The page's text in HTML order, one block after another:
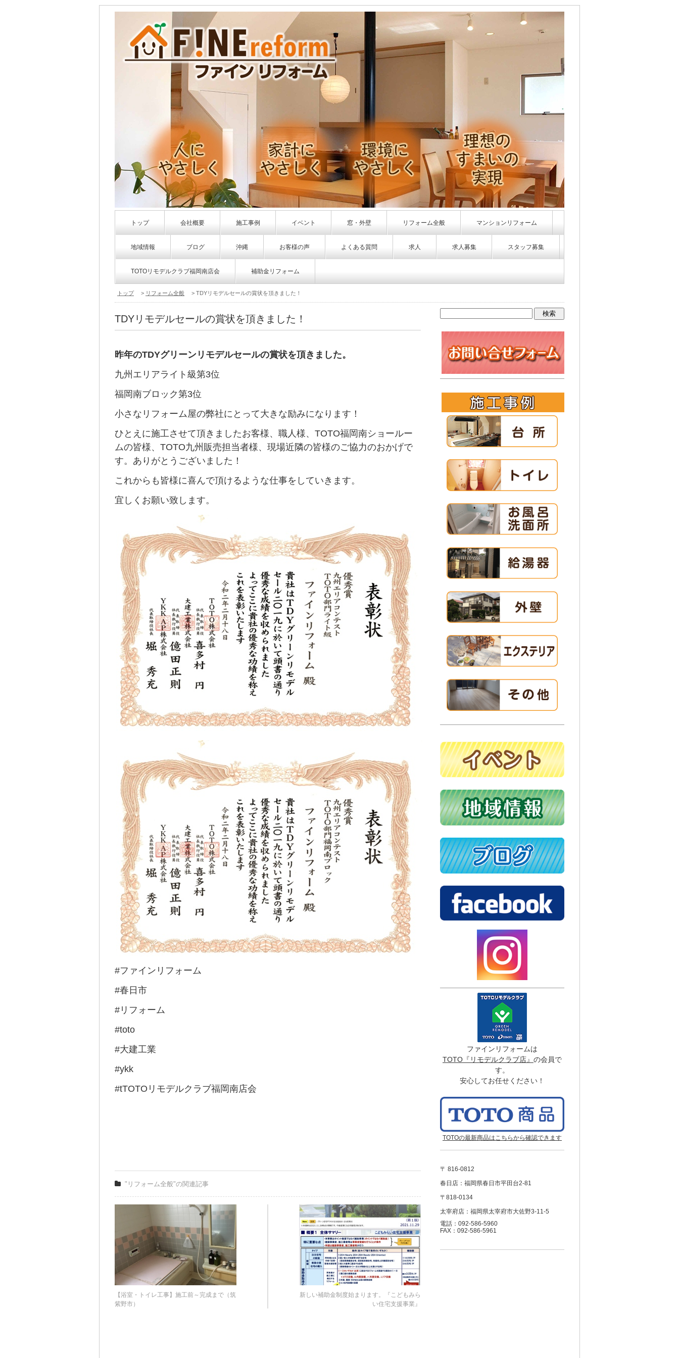
トップ 会社概要 施工事例 イベント 窓・外壁 リフォーム全般 マンションリフォーム
地域情報 ブログ 沖縄 お客様の声 よくある質問 求人 求人募集 スタッフ募集
TOTOリモデルクラブ福岡南店会 補助金リフォーム
トップ > リフォーム全般 > TDYリモデルセールの賞状を頂きました！
ファインリフォームは
TOTO『リモデルクラブ店』 の会員で
す。
安心してお任せください！
TOTOの最新商品はこちらから確認できます
〒 816-0812
春日店：福岡県春日市平田台2-81
〒818-0134
太宰府店：福岡県太宰府市大佐野3-11-5
電話：092-586-5960
FAX：092-586-5961
TDYリモデルセールの賞状を頂きました！
昨年のTDYグリーンリモデルセールの賞状を頂きました。
九州エリアライト級第3位
福岡南ブロック第3位
小さなリフォーム屋の弊社にとって大きな励みになります！
ひとえに施工させて頂きましたお客様、職人様、TOTO福岡南ショールー
ムの皆様、TOTO九州販売担当者様、現場近隣の皆様のご協力のおかげで
す。ありがとうございました！
これからも皆様に喜んで頂けるような仕事をしていきます。
宜しくお願い致します。
#ファインリフォーム
#春日市
#リフォーム
#toto
#大建工業
#ykk
#tTOTOリモデルクラブ福岡南店会
"リフォーム全般"の関連記事
【浴室・トイレ工事】施工前～完成まで（筑
紫野市）
新しい補助金制度始まります。『こどもみら
い住宅支援事業』